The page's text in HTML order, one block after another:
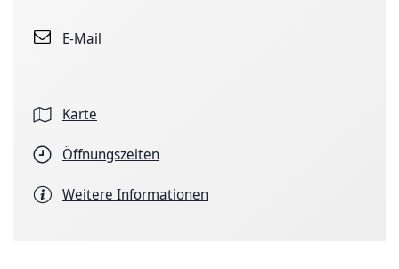
E-Mail
Karte
Öffnungszeiten
Weitere Informationen